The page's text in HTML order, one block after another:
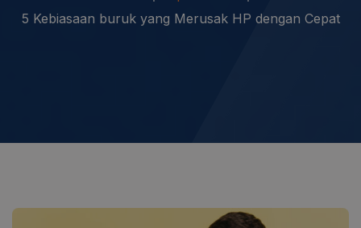
5 Kebiasaan buruk yang Merusak HP dengan Cepat